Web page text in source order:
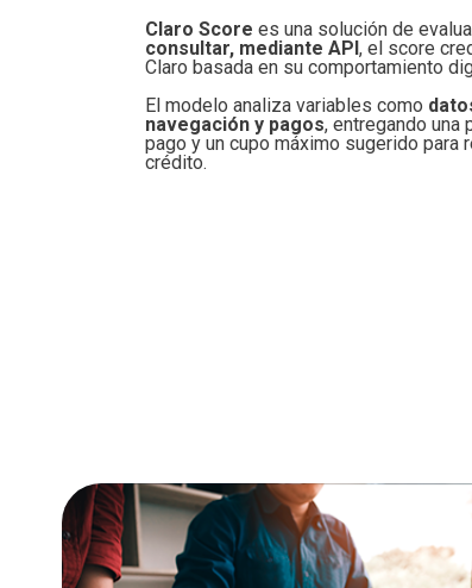
Claro Score es una solución de
consultar, mediante API, el score
Claro basada en su comportamiento
El modelo analiza variables como
navegación y pagos, entregando una
pago y un cupo máximo sugerido
crédito.